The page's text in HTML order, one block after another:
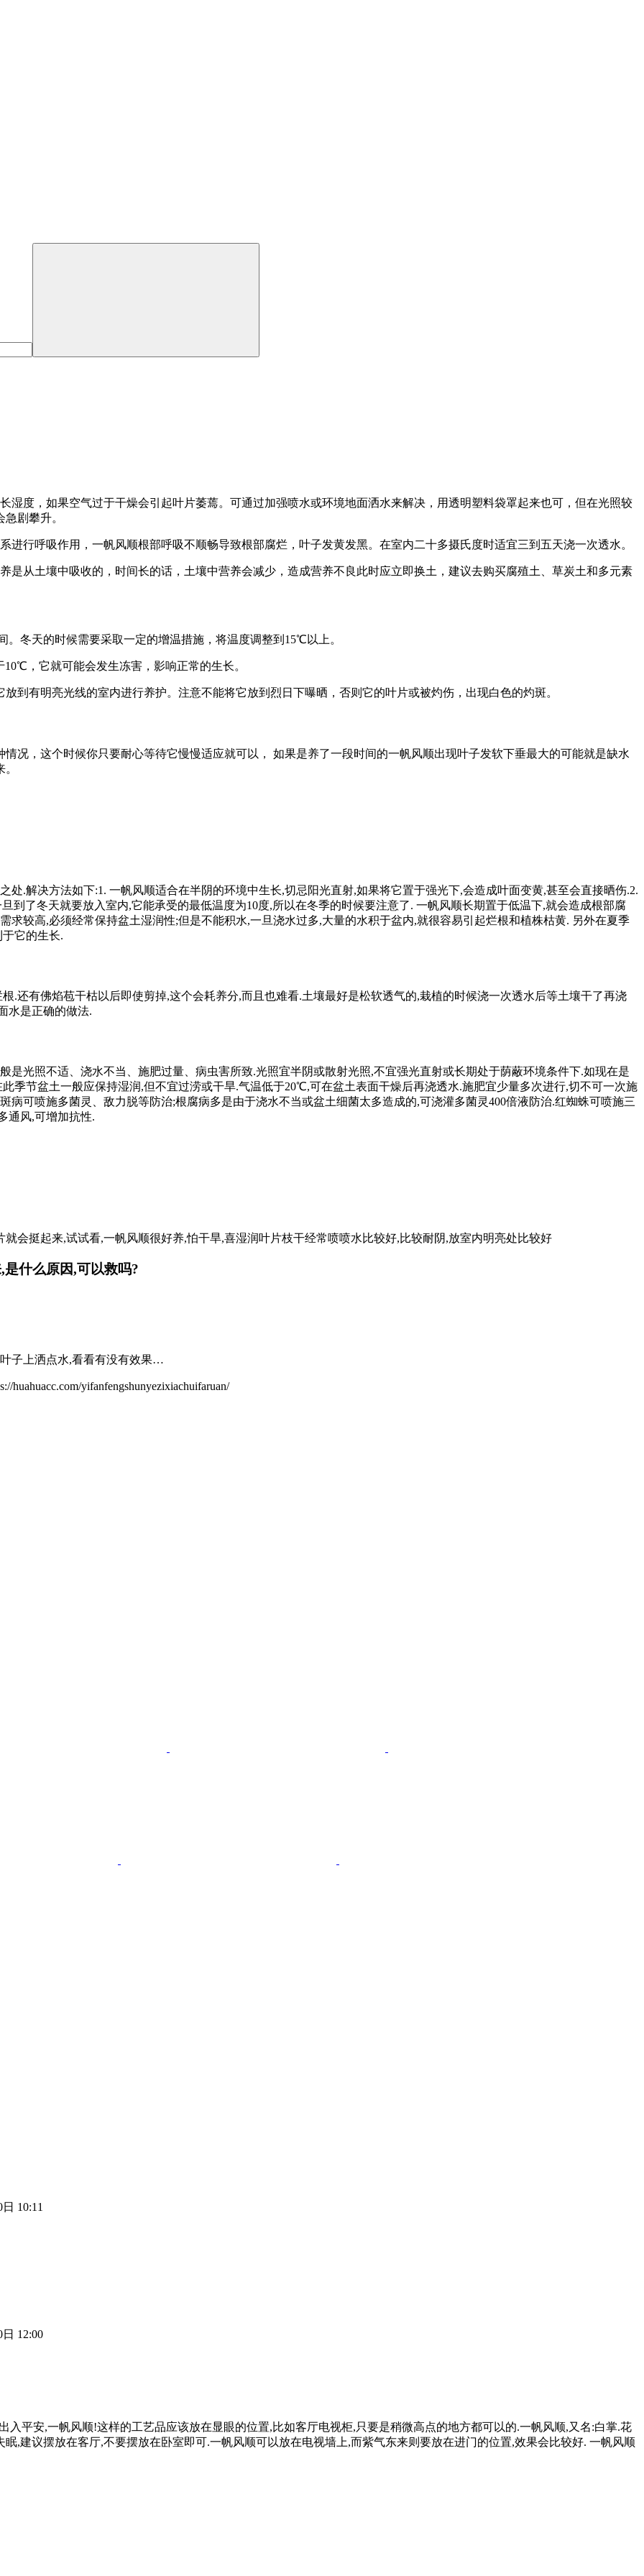
湿度，如果空气过于干燥会引起叶片萎蔫。可通过加强喷水或环境地面洒水来解决，用透明塑料袋罩起来也可，但在光照较
剧攀升。
进行呼吸作用，一帆风顺根部呼吸不顺畅导致根部腐烂，叶子发黄发黑。在室内二十多摄氏度时适宜三到五天浇一次透水。
是从土壤中吸收的，时间长的话，土壤中营养会减少，造成营养不良此时应立即换土，建议去购买腐殖土、草炭土和多元素
冬天的时候需要采取一定的增温措施，将温度调整到15℃以上。
，它就可能会发生冻害，影响正常的生长。
到有明亮光线的室内进行养护。注意不能将它放到烈日下曝晒，否则它的叶片或被灼伤，出现白色的灼斑。
况，这个时候你只要耐心等待它慢慢适应就可以， 如果是养了一段时间的一帆风顺出现叶子发软下垂最大的可能就是缺水
处.解决方法如下:1. 一帆风顺适合在半阴的环境中生长,切忌阳光直射,如果将它置于强光下,会造成叶面变黄,甚至会直接晒伤.2.
了冬天就要放入室内,它能承受的最低温度为10度,所以在冬季的时候要注意了. 一帆风顺长期置于低温下,就会造成根部腐
求较高,必须经常保持盆土湿润性;但是不能积水,一旦浇水过多,大量的水积于盆内,就很容易引起烂根和植株枯黄. 另外在夏季
它的生长.
.还有佛焰苞干枯以后即使剪掉,这个会耗养分,而且也难看.土壤最好是松软透气的,栽植的时候浇一次透水后等土壤干了再浇
水是正确的做法.
是光照不适、浇水不当、施肥过量、病虫害所致.光照宜半阴或散射光照,不宜强光直射或长期处于荫蔽环境条件下.如现在是
季节盆土一般应保持湿润,但不宜过涝或干旱.气温低于20℃,可在盆土表面干燥后再浇透水.施肥宜少量多次进行,切不可一次施
病可喷施多菌灵、敌力脱等防治;根腐病多是由于浇水不当或盆土细菌太多造成的,可浇灌多菌灵400倍液防治.红蜘蛛可喷施三
通风,可增加抗性.
会挺起来,试试看,一帆风顺很好养,怕干旱,喜湿润叶片枝干经常喷喷水比较好,比较耐阴,放室内明亮处比较好
什么原因,可以救吗?
子上洒点水,看看有没有效果…
yifanfengshunyezixiachuifaruan/
10:11
日 12:00
入平安,一帆风顺!这样的工艺品应该放在显眼的位置,比如客厅电视柜,只要是稍微高点的地方都可以的.一帆风顺,又名:白掌.花
,建议摆放在客厅,不要摆放在卧室即可.一帆风顺可以放在电视墙上,而紫气东来则要放在进门的位置,效果会比较好. 一帆风顺